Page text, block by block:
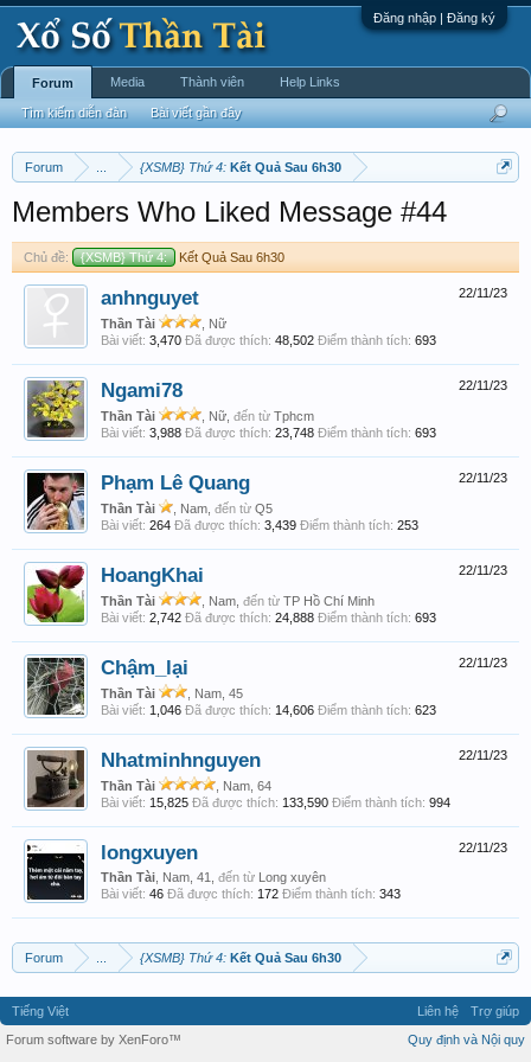
Đăng nhập | Đăng ký
Forum {XSMB} Thứ 4: Kết Quả Sau 6h30
Members Who Liked Message #44
Chủ đề: {XSMB} Thứ 4: Kết Quả Sau 6h30
22/11/23
anhnguyet
Thần Tài
, Nữ
Bài viết: 3,470 Đã được thích: 48,502 Điểm thành tích: 693
22/11/23
Ngami78
Thần Tài , Nữ, đến từ Tphcm
Bài viết: 3,988 Đã được thích: 23,748 Điểm thành tích: 693
22/11/23
Phạm Lê Quang
Thần Tài , Nam, đến từ Q5
Bài viết: 264 Đã được thích: 3,439 Điểm thành tích: 253
22/11/23
HoangKhai
Thần Tài , Nam, đến từ TP Hồ Chí Minh
Bài viết: 2,742 Đã được thích: 24,888 Điểm thành tích: 693
22/11/23
Chậm_lại
Thần Tài
, Nam, 45
Bài viết: 1,046 Đã được thích: 14,606 Điểm thành tích: 623
22/11/23
Nhatminhnguyen
Thần Tài
, Nam, 64
Bài viết: 15,825 Đã được thích: 133,590 Điểm thành tích: 994
22/11/23
longxuyen
Thần Tài , Nam, 41, đến từ Long xuyên
Bài viết: 46 Đã được thích: 172 Điểm thành tích: 343
Forum {XSMB} Thứ 4: Kết Quả Sau 6h30
Forum
Tìm kiếm diễn đàn Bài viết gần đây
Media Thành viên Help Links
Tiếng Việt Liên hệ
Trợ giúp
Quy định và Nội quy
Forum software by XenForo™